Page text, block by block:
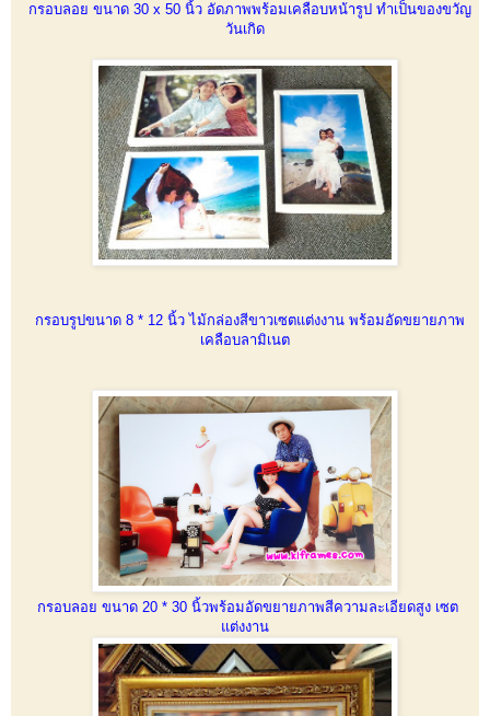
กรอบลอย ขนาด 30 x 50 นิ้ว อัดภาพพร้อมเคลือบหน้ารูป ทำเป็นของขวัญ
วันเกิด
กรอบรูปขนาด 8 * 12 นิ้ว ไม้กล่องสีขาวเซตแต่งงาน พร้อมอัดขยายภาพ
เคลือบลามิเนต
กรอบลอย ขนาด 20 * 30 นิ้วพร้อมอัดขยายภาพสีความละเอียดสูง เซต
แต่งงาน